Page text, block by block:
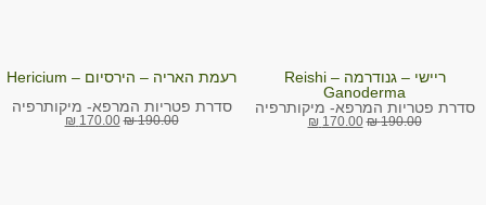
ריישי – גנודרמה – Reishi
Ganoderma
סדרת פטריות המרפא- מיקותרפיה
190.00
₪
170.00
₪
רעמת האריה – הירסיום – Hericium
סדרת פטריות המרפא- מיקותרפיה
190.00
₪
170.00
₪